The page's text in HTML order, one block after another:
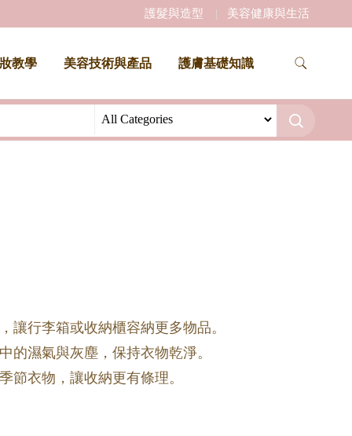
護髮與造型 美容健康與生活
教學 美容技術與產品 護膚基礎知識
讓行李箱或收納櫃容納更多物品。
的濕氣與灰塵，保持衣物乾淨。
節衣物，讓收納更有條理。